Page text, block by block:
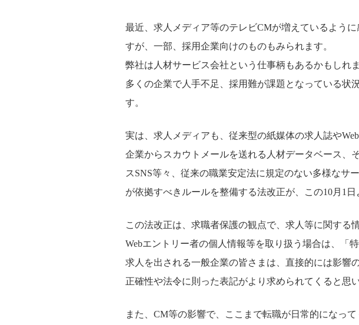
最近、求人メディア等のテレビCMが増えているよう
すが、一部、採用企業向けのものもみられます。
弊社は人材サービス会社という仕事柄もあるかもしれ
多くの企業で人手不足、採用難が課題となっている状
す。
実は、求人メディアも、従来型の紙媒体の求人誌や
企業からスカウトメールを送れる人材データベース、
スSNS等々、従来の職業安定法に規定のない多様なサ
が依拠すべきルールを整備する法改正が、この10月1日
この法改正は、求職者保護の観点で、求人等に関する
Webエントリー者の個人情報等を取り扱う場合は、「
求人を出される一般企業の皆さまは、直接的には影響
正確性や法令に則った表記がより求められてくると思
また、CM等の影響で、ここまで転職が日常的になっ